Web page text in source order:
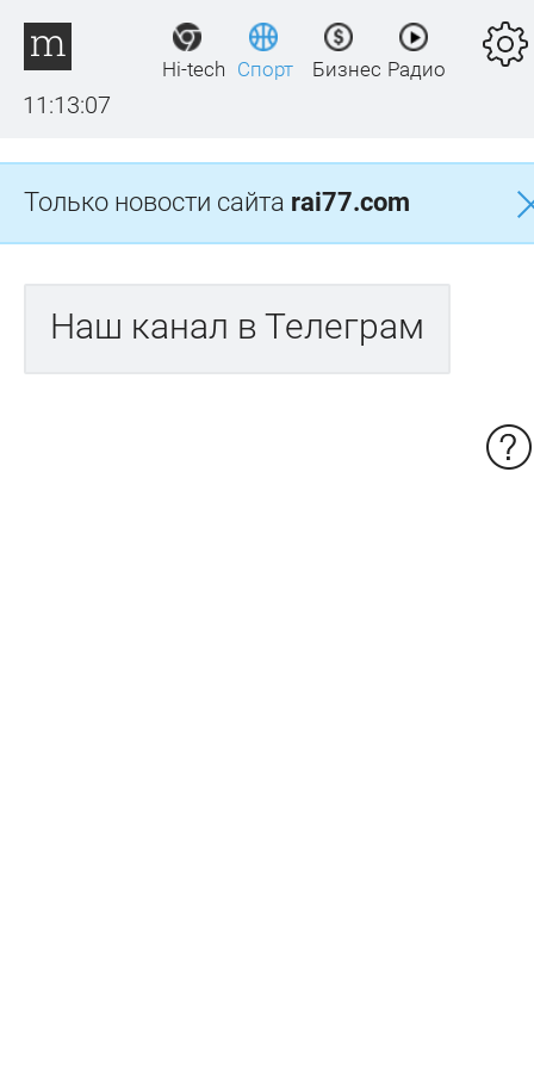
11:13:07
Hi-tech Спорт Бизнес Радио
Только новости сайта rai77.com
Наш канал в Телеграм